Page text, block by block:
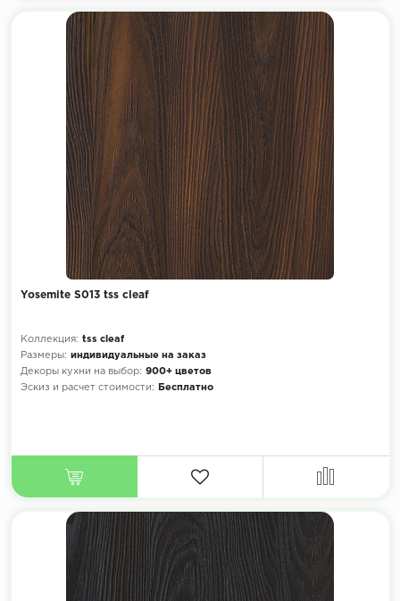
Yosemite S013 tss cleaf
Коллекция: tss cleaf
Размеры: индивидуальные на заказ
Декоры кухни на выбор: 900+ цветов
Эскиз и расчет стоимости:
Бесплатно